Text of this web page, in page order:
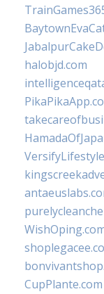
halobjd.com
CupPlante.com